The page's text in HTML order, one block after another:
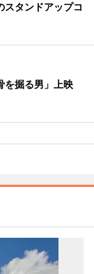
スタンドアップコ
を掘る男」上映